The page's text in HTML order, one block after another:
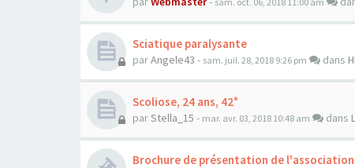
Sciatique paralysante
parAngele43 - sam. juil. 28, 2018 9:26 pm dans
Scoliose, 24 ans, 42°
parStella_15 - mar. avr. 03, 2018 10:48 am dans
Brochure de présentation de l'association